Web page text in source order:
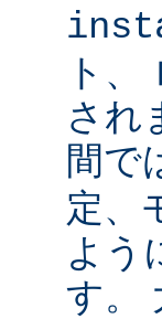
ト
され
間で
定、
よう
す。